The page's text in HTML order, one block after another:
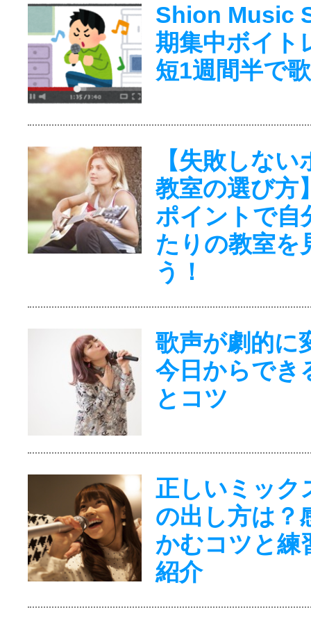
Shion Music
期集中ボイト
短1週間半で
【失敗しな
教室の選び方
ポイントで自
たりの教室を
う！
歌声が劇的に
今日からでき
とコツ
正しいミック
の出し方は？
かむコツと練
紹介